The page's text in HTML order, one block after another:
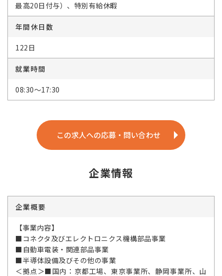
最高20日付与）、特別有給休暇
年間休日数
122日
就業時間
08:30～17:30
この求人への応募・問い合わせ
企業情報
企業概要
【事業内容】
■コネクタ及びエレクトロニクス機構部品事業
■自動車電装・関連部品事業
■半導体設備及びその他の事業
＜拠点＞■国内：京都工場、東京事業所、静岡事業所、山